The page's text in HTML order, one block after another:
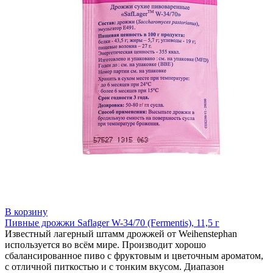
В корзину
Пивные дрожжи Saflager W-34/70 (Fermentis), 11,5 г
Известный лагерный штамм дрожжей от Weihenstephan
используется во всём мире. Производит хорошо
сбалансированное пиво с фруктовым и цветочным ароматом,
с отличной питкостью и с тонким вкусом. Диапазон